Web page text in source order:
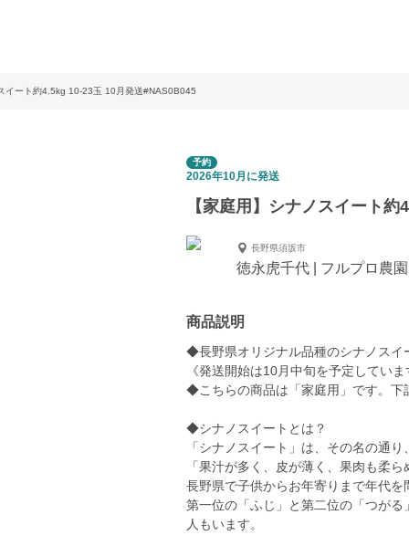
イート約4.5kg 10-23玉 10月発送#NAS0B045
予約
2026年10月に発送
【家庭用】シナノスイート
長野県須坂市
徳永虎千代 | フルプロ農園
商品説明
◆長野県オリジナル品種のシナノスイ
《発送開始は10月中旬を予定していま
◆こちらの商品は「家庭用」です。下
◆シナノスイートとは？
「シナノスイート」は、その名の通
「果汁が多く、皮が薄く、果肉も柔
長野県で子供からお年寄りまで年代
第一位の「ふじ」と第二位の「つが
人もいます。